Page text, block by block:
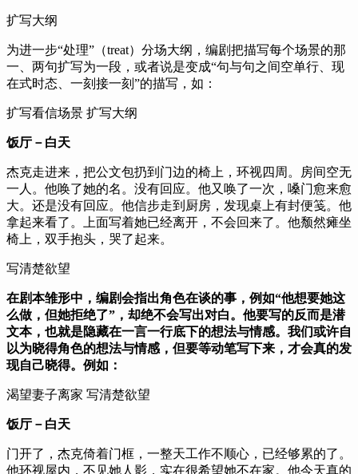
扩写大纲
为进一步“处理”（treat）分场大纲，编剧把描写每个场景的那
一、两句扩写为一段，或者说是变成“句与句之间空单行、现
在式时态、一刻接一刻”的描写，如：
扩写看信场景 扩写大纲
饭厅－白天
杰克走进来，把公文包扔到门边的椅上，环视四周。房间空无
一人。他唤了她的名。没有回应。他又唤了一次，嗓门愈来愈
大。还是没有回应。他信步走到厨房，发现桌上有封便笺。他
拿起来看了。上面写着她已经离开，不会回来了。他颓然瘫坐
椅上，双手抱头，哭了起来。
写清楚欲望
在剧本雏形中，编剧会指出角色在谈的事，例如“他想要她这
么做，但她拒绝了”，却绝不会写出对白。他要写的反而是潜
文本，也就是隐藏在一言一行底下的想法与情感。我们或许自
以为晓得角色的想法与情感，但要等动笔写下来，才会真的发
现自己晓得。例如：
渴望妻子离家 写清楚欲望
饭厅－白天
门开了，杰克倚着门框，一整天工作不顺心，已经够累的了。
他环视屋内，不见她人影，实在很希望她不在家。他今天真的